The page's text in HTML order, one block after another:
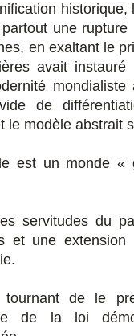
une
en exaltant le
avait
de
le modèle abstrait
est un monde «
servitudes du
et une
de le
de la loi